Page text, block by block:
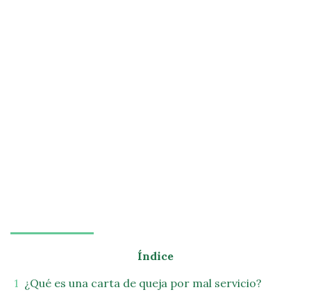
Índice
¿Qué es una carta de queja por mal servicio?